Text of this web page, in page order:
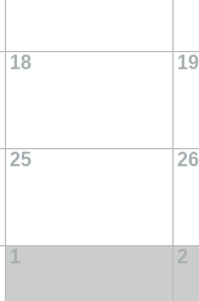
18 19
25 26
1 2